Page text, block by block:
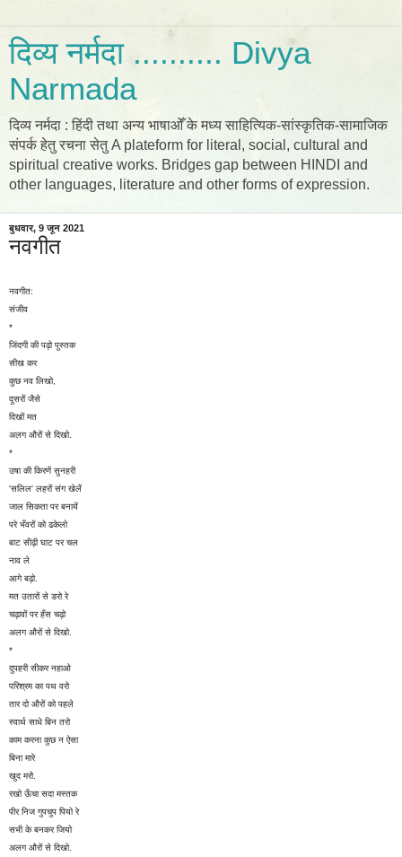
दिव्य नर्मदा .......... Divya
Narmada
दिव्य नर्मदा : हिंदी तथा अन्य भाषाओँ के मध्य साहित्यिक-सांस्कृतिक-सामाजिक
संपर्क हेतु रचना सेतु A plateform for literal, social, cultural and
spiritual creative works. Bridges gap between HINDI and
other languages, literature and other forms of expression.
बुधवार, 9 जून 2021
नवगीत
नवगीत:
संजीव
*
जिंदगी की पढ़ो पुस्तक
सीख कर
कुछ नव लिखो,
दूसरों जैसे
दिखों मत
अलग औरों से दिखो.
*
उषा की किरणें सुनहरी
'सलिल' लहरों संग खेलें
जाल सिकता पर बनायें
परे भँवरों को ढकेलो
बाट सीढ़ी घाट पर चल
नाव ले
आगे बढ़ो.
मत उतारों से डरो रे
चढ़ावों पर हँस चढ़ो
अलग औरों से दिखो.
*
दुपहरी सीकर नहाओ
परिश्रम का पथ वरो
तार दो औरों को पहले
स्वार्थ साधे बिन तरो
काम करना कुछ न ऐसा
बिना मारे
खुद मरो.
रखो ऊँचा सदा मस्तक
पीर निज गुपचुप पियो रे
सभी के बनकर जियो
अलग औरों से दिखो.